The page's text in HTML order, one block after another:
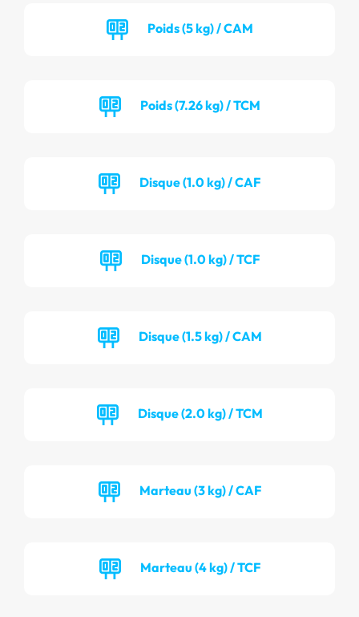
Poids (5 kg) / CAM
Poids (7.26 kg) / TCM
Disque (1.0 kg) / CAF
Disque (1.0 kg) / TCF
Disque (1.5 kg) / CAM
Disque (2.0 kg) / TCM
Marteau (3 kg) / CAF
Marteau (4 kg) / TCF